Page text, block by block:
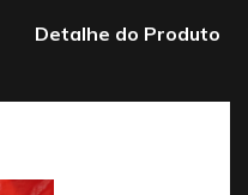
Detalhe do Produto